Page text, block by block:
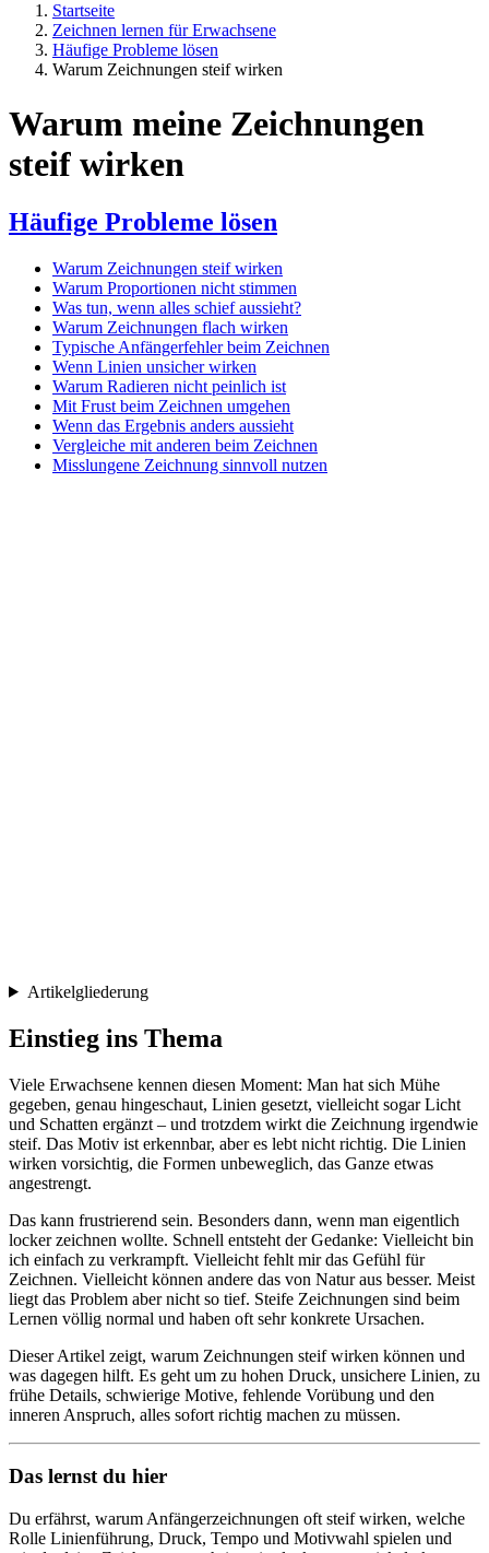
Startseite
Zeichnen lernen für Erwachsene
Häufige Probleme lösen
Warum Zeichnungen steif wirken
Warum meine Zeichnungen
steif wirken
Häufige Probleme lösen
Warum Zeichnungen steif wirken
Warum Proportionen nicht stimmen
Was tun, wenn alles schief aussieht?
Warum Zeichnungen flach wirken
Typische Anfängerfehler beim Zeichnen
Wenn Linien unsicher wirken
Warum Radieren nicht peinlich ist
Mit Frust beim Zeichnen umgehen
Wenn das Ergebnis anders aussieht
Vergleiche mit anderen beim Zeichnen
Misslungene Zeichnung sinnvoll nutzen
Artikelgliederung
Einstieg ins Thema
Viele Erwachsene kennen diesen Moment: Man hat sich Mühe
gegeben, genau hingeschaut, Linien gesetzt, vielleicht sogar Licht
und Schatten ergänzt – und trotzdem wirkt die Zeichnung irgendwie
steif. Das Motiv ist erkennbar, aber es lebt nicht richtig. Die Linien
wirken vorsichtig, die Formen unbeweglich, das Ganze etwas
angestrengt.
Das kann frustrierend sein. Besonders dann, wenn man eigentlich
locker zeichnen wollte. Schnell entsteht der Gedanke: Vielleicht bin
ich einfach zu verkrampft. Vielleicht fehlt mir das Gefühl für
Zeichnen. Vielleicht können andere das von Natur aus besser. Meist
liegt das Problem aber nicht so tief. Steife Zeichnungen sind beim
Lernen völlig normal und haben oft sehr konkrete Ursachen.
Dieser Artikel zeigt, warum Zeichnungen steif wirken können und
was dagegen hilft. Es geht um zu hohen Druck, unsichere Linien, zu
frühe Details, schwierige Motive, fehlende Vorübung und den
inneren Anspruch, alles sofort richtig machen zu müssen.
Das lernst du hier
Du erfährst, warum Anfängerzeichnungen oft steif wirken, welche
Rolle Linienführung, Druck, Tempo und Motivwahl spielen und